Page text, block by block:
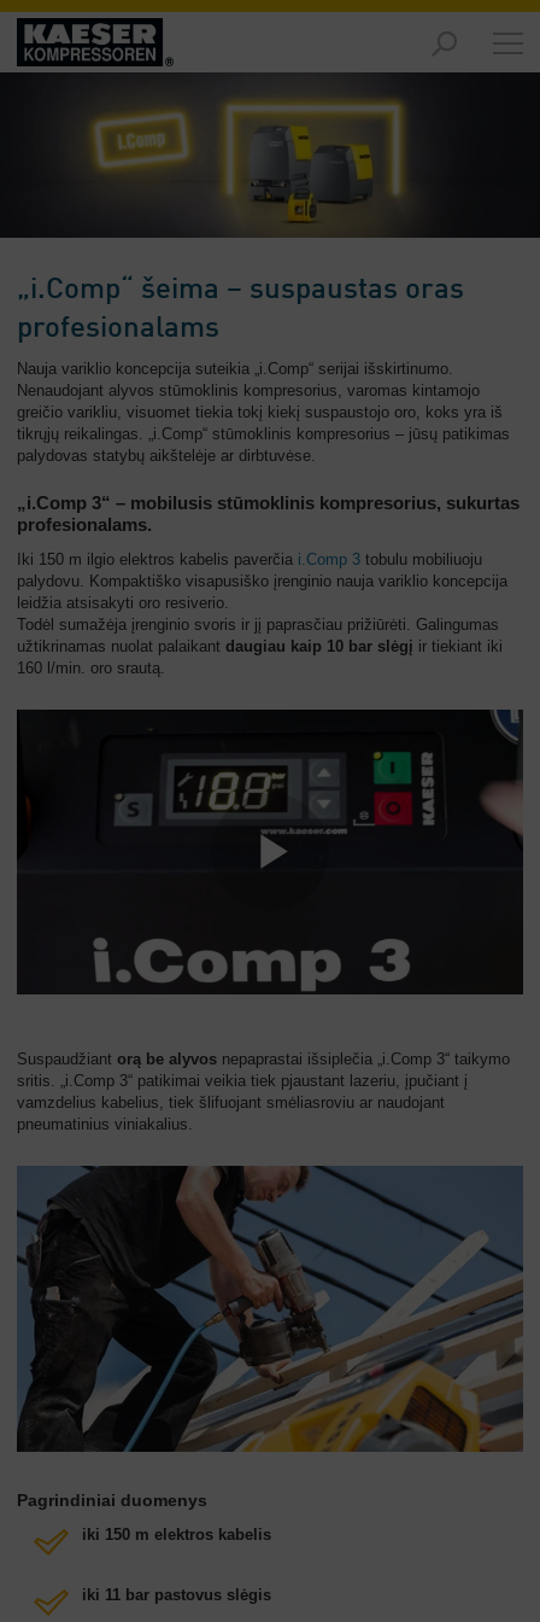
Produktai
Apžvalga
Sprendimai
Aptarnavimas
-
Apžvalga
Įmonė
-
Apžvalga
„i.Comp“ šeima – suspaustas oras
profesionalams
Nauja variklio koncepcija suteikia „i.Comp“ serijai išskirtinumo.
Nenaudojant alyvos stūmoklinis kompresorius, varomas kintamojo
greičio varikliu, visuomet tiekia tokį kiekį suspaustojo oro, koks yra iš
tikrųjų reikalingas. „i.Comp“ stūmoklinis kompresorius – jūsų patikimas
palydovas statybų aikštelėje ar dirbtuvėse.
„i.Comp 3“ – mobilusis stūmoklinis kompresorius, sukurtas
profesionalams.
Iki 150 m ilgio elektros kabelis paverčia i.Comp 3 tobulu mobiliuoju
palydovu. Kompaktiško visapusiško įrenginio nauja variklio koncepcija
leidžia atsisakyti oro resiverio.
Todėl sumažėja įrenginio svoris ir jį paprasčiau prižiūrėti. Galingumas
užtikrinamas nuolat palaikant daugiau kaip 10 bar slėgį ir tiekiant iki
160 l/min. oro srautą.
Suspaudžiant orą be alyvos nepaprastai išsiplečia „i.Comp 3“ taikymo
sritis. „i.Comp 3“ patikimai veikia tiek pjaustant lazeriu, įpučiant į
vamzdelius kabelius, tiek šlifuojant smėliasroviu ar naudojant
pneumatinius viniakalius.
Pagrindiniai duomenys
iki 150 m elektros kabelis
iki 11 bar pastovus slėgis